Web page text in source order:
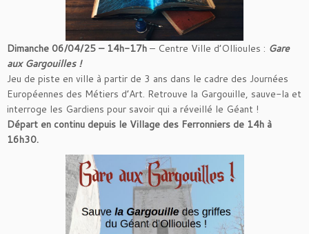
Dimanche 06/04/25 – 14h-17h – Centre Ville d’Ollioules : Gare
aux Gargouilles !
Jeu de piste en ville à partir de 3 ans dans le cadre des Journées
Européennes des Métiers d’Art. Retrouve la Gargouille, sauve-la et
interroge les Gardiens pour savoir qui a réveillé le Géant !
Départ en continu depuis le Village des Ferronniers de 14h à
16h30.